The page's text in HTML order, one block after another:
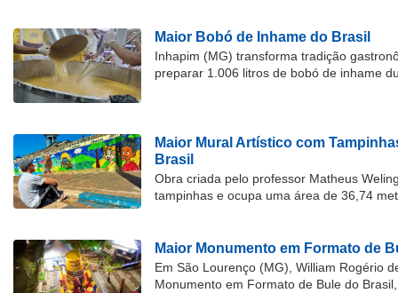
Maior Bobó de Inhame do Brasil
Inhapim (MG) transforma tradição
preparar 1.006 litros de bobó de inhame
Maior Mural Artístico com
Brasil
Obra criada pelo professor Matheus
tampinhas e ocupa uma área de 36,74
Maior Monumento em Formato de
Em São Lourenço (MG), William Rogério
Monumento em Formato de Bule do